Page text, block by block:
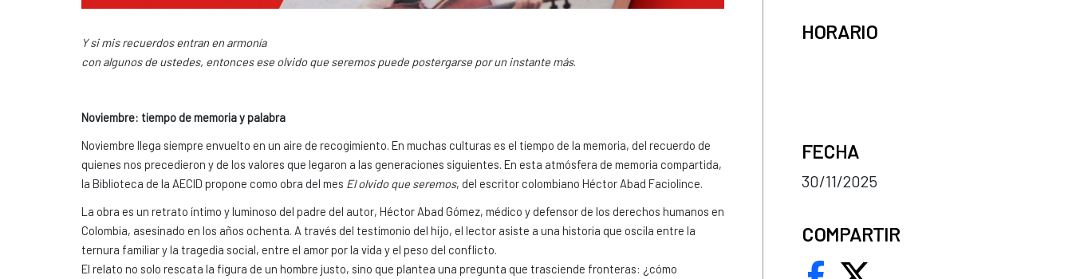
Y si mis recuerdos entran en armonía
con algunos de ustedes, entonces ese olvido que seremos puede postergarse por un instante más.
Noviembre: tiempo de memoria y palabra
Noviembre llega siempre envuelto en un aire de recogimiento. En muchas culturas es el tiempo de la memoria, del recuerdo de
quienes nos precedieron y de los valores que legaron a las generaciones siguientes. En esta atmósfera de memoria compartida,
la Biblioteca de la AECID propone como obra del mes El olvido que seremos, del escritor colombiano Héctor Abad Faciolince.
La obra es un retrato íntimo y luminoso del padre del autor, Héctor Abad Gómez, médico y defensor de los derechos humanos en
Colombia, asesinado en los años ochenta. A través del testimonio del hijo, el lector asiste a una historia que oscila entre la
ternura familiar y la tragedia social, entre el amor por la vida y el peso del conflicto.
El relato no solo rescata la figura de un hombre justo, sino que plantea una pregunta que trasciende fronteras: ¿cómo
HORARIO
FECHA
30/11/2025
COMPARTIR